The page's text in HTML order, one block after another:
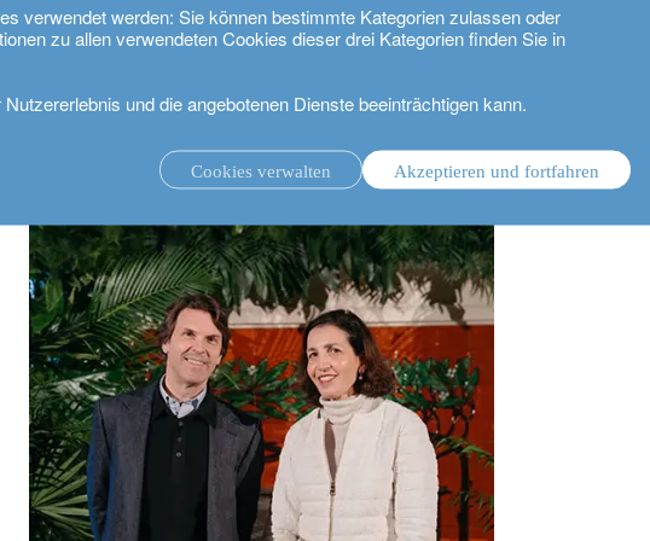
verwendet werden: Sie können bestimmte Kategorien zulassen oder
zu allen verwendeten Cookies dieser drei Kategorien finden Sie in
und die angebotenen Dienste beeinträchtigen kann.
Cookies verwalten Akzeptieren und fortfahren
Anlageverwaltung mit Beratungsmandat.
Landwirtschaft verspricht Kehrtwende für die Natur – Davos 2024